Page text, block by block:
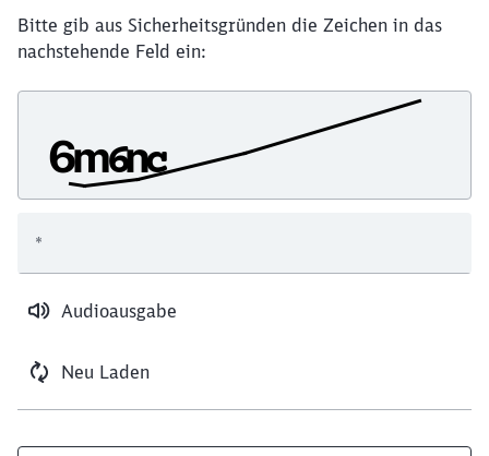
Bitte gib aus Sicherheitsgründen die Zeichen in das
nachstehende Feld ein:
Audioausgabe
Neu Laden
*